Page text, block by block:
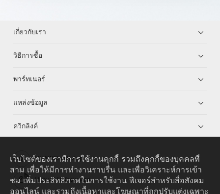
เกี่ยวกับเรา
วิธีการซื้อ
พาร์ทเนอร์
แหล่งข้อมูล
ควิกลิงค์
HUAWEI eKit App
Huawei HiKnow App
เว็บไซต์ของเรามีการใช้งานคุกกี้ รวมถึงคุกกี้ของบุคคลที่
สาม เพื่อให้มีการทำงานราบรื่น และเพื่อวิเคราะห์การเข้า
ชม เพิ่มประสิทธิภาพในการใช้งาน ฟีเจอร์สำหรับสื่อสังคม
ออนไลน์ และรวมถึงเนื้อหาและโฆษณาที่ถูกปรับแต่งเฉพาะ